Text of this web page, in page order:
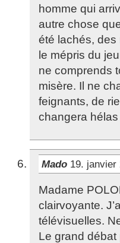
homme qui
autre chose
été lachés, des
le mépris du
ne comprends
misère. Il ne
feignants, de
changera
Mado 19. janvier
Madame
clairvoyante.
télévisuelles.
Le grand débat